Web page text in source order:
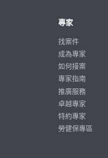
專家
找案件
成為專家
如何接案
專家指南
推廣服務
卓越專家
特約專家
勞健保專區